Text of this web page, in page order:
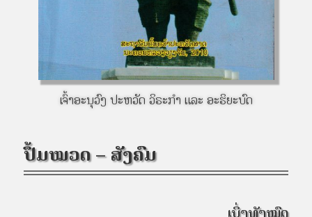
ເຈົ້າອະນຸວົງ ປະຫວັດ ວິຣະກຳ ແລະ ອະຮິຍະບົດ
ປຶ້ມໝວດ – ສັງຄົມ